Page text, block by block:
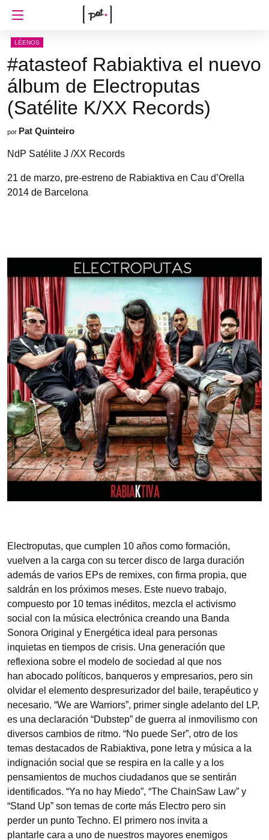
LÉENOS
#atasteof Rabiaktiva el nuevo
álbum de Electroputas
(Satélite K/XX Records)
por Pat Quinteiro
NdP Satélite J /XX Records
21 de marzo, pre-estreno de Rabiaktiva en Cau d’Orella
2014 de Barcelona
Electroputas, que cumplen 10 años como formación,
vuelven a la carga con su tercer disco de larga duración
además de varios EPs de remixes, con firma propia, que
saldrán en los próximos meses. Este nuevo trabajo,
compuesto por 10 temas inéditos, mezcla el activismo
social con la música electrónica creando una Banda
Sonora Original y Energética ideal para personas
inquietas en tiempos de crisis. Una generación que
reflexiona sobre el modelo de sociedad al que nos
han abocado políticos, banqueros y empresarios, pero sin
olvidar el elemento despresurizador del baile, terapéutico y
necesario. “We are Warriors”, primer single adelanto del LP,
es una declaración “Dubstep” de guerra al inmovilismo con
diversos cambios de ritmo. “No puede Ser”, otro de los
temas destacados de Rabiaktiva, pone letra y música a la
indignación social que se respira en la calle y a los
pensamientos de muchos ciudadanos que se sentirán
identificados. “Ya no hay Miedo”, “The ChainSaw Law” y
“Stand Up” son temas de corte más Electro pero sin
perder un punto Techno. El primero nos invita a
plantarle cara a uno de nuestros mayores enemigos